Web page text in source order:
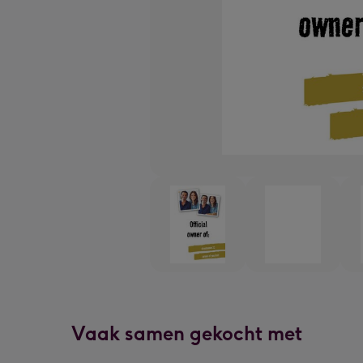
Vaak samen gekocht met